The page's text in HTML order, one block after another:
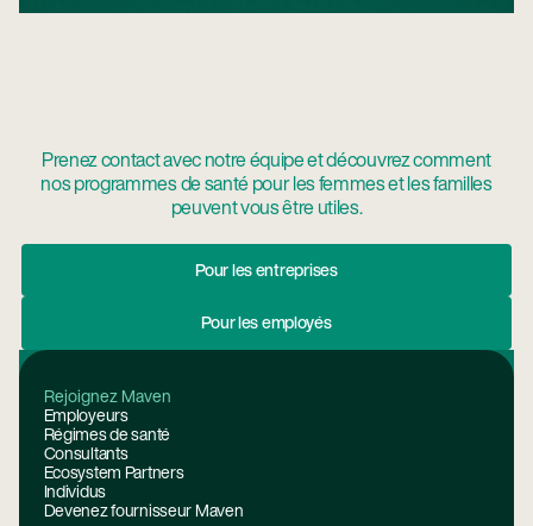
Prenez contact avec notre équipe et découvrez comment
nos programmes de santé pour les femmes et les familles
peuvent vous être utiles.
Pour les entreprises
Pour les employés
Pied de page
Rejoignez Maven
Employeurs
Régimes de santé
Consultants
Ecosystem Partners
Individus
Devenez fournisseur Maven